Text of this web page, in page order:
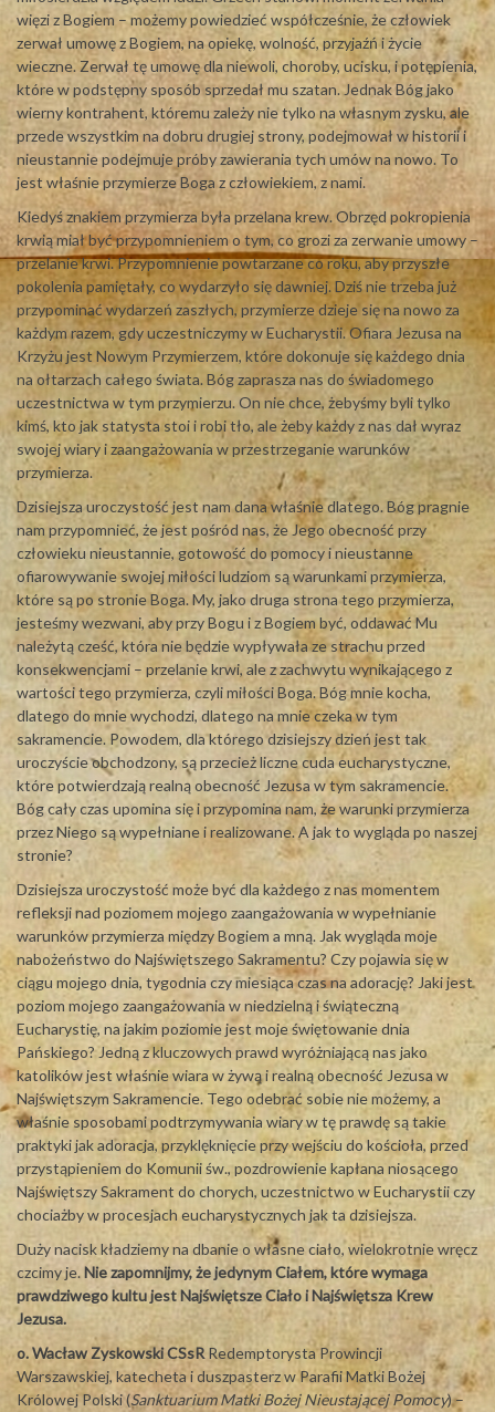
więzi z Bogiem – możemy powiedzieć współcześnie, że człowiek
zerwał umowę z Bogiem, na opiekę, wolność, przyjaźń i życie
wieczne. Zerwał tę umowę dla niewoli, choroby, ucisku, i potępienia,
które w podstępny sposób sprzedał mu szatan. Jednak Bóg jako
wierny kontrahent, któremu zależy nie tylko na własnym zysku, ale
przede wszystkim na dobru drugiej strony, podejmował w historii i
nieustannie podejmuje próby zawierania tych umów na nowo. To
jest właśnie przymierze Boga z człowiekiem, z nami.
Kiedyś znakiem przymierza była przelana krew. Obrzęd pokropienia
krwią miał być przypomnieniem o tym, co grozi za zerwanie umowy –
przelanie krwi. Przypomnienie powtarzane co roku, aby przyszłe
pokolenia pamiętały, co wydarzyło się dawniej. Dziś nie trzeba już
przypominać wydarzeń zaszłych, przymierze dzieje się na nowo za
każdym razem, gdy uczestniczymy w Eucharystii. Ofiara Jezusa na
Krzyżu jest Nowym Przymierzem, które dokonuje się każdego dnia
na ołtarzach całego świata. Bóg zaprasza nas do świadomego
uczestnictwa w tym przymierzu. On nie chce, żebyśmy byli tylko
kimś, kto jak statysta stoi i robi tło, ale żeby każdy z nas dał wyraz
swojej wiary i zaangażowania w przestrzeganie warunków
przymierza.
Dzisiejsza uroczystość jest nam dana właśnie dlatego. Bóg pragnie
nam przypomnieć, że jest pośród nas, że Jego obecność przy
człowieku nieustannie, gotowość do pomocy i nieustanne
ofiarowywanie swojej miłości ludziom są warunkami przymierza,
które są po stronie Boga. My, jako druga strona tego przymierza,
jesteśmy wezwani, aby przy Bogu i z Bogiem być, oddawać Mu
należytą cześć, która nie będzie wypływała ze strachu przed
konsekwencjami – przelanie krwi, ale z zachwytu wynikającego z
wartości tego przymierza, czyli miłości Boga. Bóg mnie kocha,
dlatego do mnie wychodzi, dlatego na mnie czeka w tym
sakramencie. Powodem, dla którego dzisiejszy dzień jest tak
uroczyście obchodzony, są przecież liczne cuda eucharystyczne,
które potwierdzają realną obecność Jezusa w tym sakramencie.
Bóg cały czas upomina się i przypomina nam, że warunki przymierza
przez Niego są wypełniane i realizowane. A jak to wygląda po naszej
stronie?
Dzisiejsza uroczystość może być dla każdego z nas momentem
refleksji nad poziomem mojego zaangażowania w wypełnianie
warunków przymierza między Bogiem a mną. Jak wygląda moje
nabożeństwo do Najświętszego Sakramentu? Czy pojawia się w
ciągu mojego dnia, tygodnia czy miesiąca czas na adorację? Jaki jest
poziom mojego zaangażowania w niedzielną i świąteczną
Eucharystię, na jakim poziomie jest moje świętowanie dnia
Pańskiego? Jedną z kluczowych prawd wyróżniającą nas jako
katolików jest właśnie wiara w żywą i realną obecność Jezusa w
Najświętszym Sakramencie. Tego odebrać sobie nie możemy, a
właśnie sposobami podtrzymywania wiary w tę prawdę są takie
praktyki jak adoracja, przyklęknięcie przy wejściu do kościoła, przed
przystąpieniem do Komunii św., pozdrowienie kapłana niosącego
Najświętszy Sakrament do chorych, uczestnictwo w Eucharystii czy
chociażby w procesjach eucharystycznych jak ta dzisiejsza.
Duży nacisk kładziemy na dbanie o własne ciało, wielokrotnie wręcz
czcimy je.Nie zapomnijmy, że jedynym Ciałem, które wymaga
prawdziwego kultu jest Najświętsze Ciało i Najświętsza Krew
Jezusa.
o. Wacław Zyskowski CSsR Redemptorysta Prowincji
Warszawskiej, katecheta i duszpasterz w Parafii Matki Bożej
Królowej Polski (Sanktuarium Matki Bożej Nieustającej Pomocy) –